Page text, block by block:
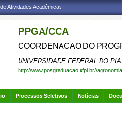
Atividades Acadêmicas
PPGA/CCA
COORDENACAO DO
UNIVERSIDADE FEDERAL DO
http://www.posgraduacao.ufpi.br//agronomia
Processos Seletivos Notícias